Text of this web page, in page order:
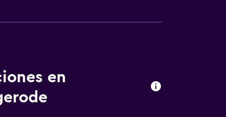
en